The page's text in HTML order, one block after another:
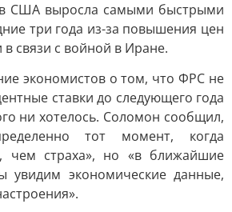
США выросла самыми быстрыми
три года из-за повышения цен
в связи с войной в Иране.
экономистов о том, что ФРС не
ставки до следующего года
ни хотелось. Соломон сообщил,
тот момент, когда
чем страха», но «в ближайшие
увидим экономические данные,